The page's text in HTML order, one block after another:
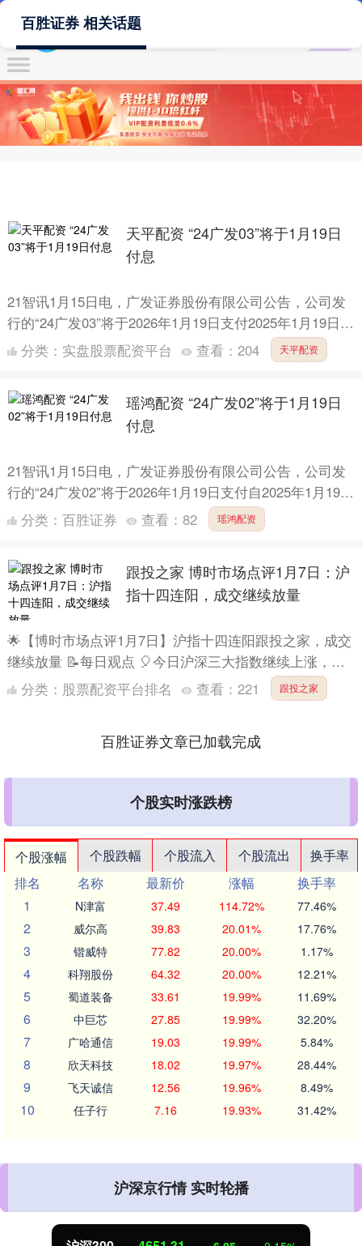
百胜证券 相关话题
天平配资 “24广发03”将于1月19日
付息
21智讯1月15日电，广发证券股份有限公司公告，公司发
行的“24广发03”将于2026年1月19日支付2025年1月19日至
2026年1月18日期间的利息。本次....
分类： 实盘股票配资平台 查看： 204 天平配资
瑶鸿配资 “24广发02”将于1月19日
付息
21智讯1月15日电，广发证券股份有限公司公告，公司发
行的“24广发02”将于2026年1月19日支付自2025年1月19日
至2026年1月18日期间的利息。本....
分类： 百胜证券 查看： 82 瑶鸿配资
跟投之家 博时市场点评1月7日：沪
指十四连阳，成交继续放量
🌟【博时市场点评1月7日】沪指十四连阳跟投之家，成交
继续放量 📝每日观点 🎈今日沪深三大指数继续上涨，沪
指收获十四连阳。两市成交较昨日继续放量至2.88万亿，
分类： 股票配资平台排名 查看： 221 跟投之家
百胜证券文章已加载完成
个股实时涨跌榜
个股涨幅 个股跌幅 个股流入 个股流出
换手率
排名
名称 最新价 涨幅
换手率
1
N津富 37.49 114.72% 77.46%
2 威尔高 39.83 20.01% 17.76%
3 锴威特 77.82 20.00% 1.17%
4 科翔股份 64.32 20.00% 12.21%
5 蜀道装备 33.61 19.99% 11.69%
6 中巨芯 27.85 19.99% 32.20%
7 广哈通信 19.03 19.99% 5.84%
8 欣天科技 18.02 19.97% 28.44%
9 飞天诚信 12.56 19.96% 8.49%
10 任子行 7.16 19.93% 31.42%
沪深京行情 实时轮播